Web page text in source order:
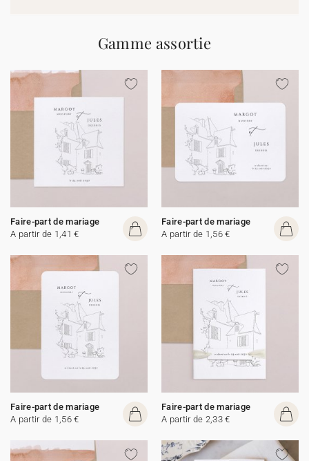
Gamme assortie
Faire-part de mariage
A partir de 1,41 €
Faire-part de mariage
A partir de 1,56 €
Faire-part de mariage
A partir de 1,56 €
Faire-part de mariage
A partir de 2,33 €